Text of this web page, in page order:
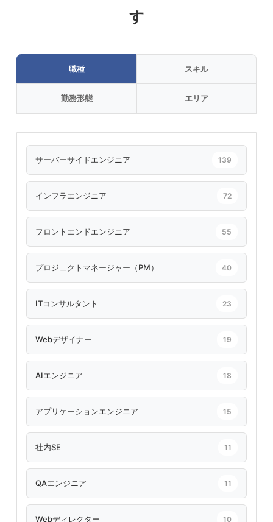
す
職種 スキル
勤務形態 エリア
サーバーサイドエンジニア 139
インフラエンジニア 72
フロントエンドエンジニア 55
プロジェクトマネージャー（PM） 40
ITコンサルタント 23
Webデザイナー 19
AIエンジニア 18
アプリケーションエンジニア 15
社内SE 11
QAエンジニア 11
Webディレクター 10